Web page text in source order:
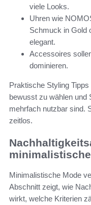
viele Looks.
Uhren wie
Schmuck in Gold
elegant.
Accessoires
dominieren.
Praktische Styling
bewusst zu wählen und
mehrfach nutzbar sind.
zeitlos.
Minimalistische Mode
Abschnitt zeigt, wie
wirkt, welche Kriterien